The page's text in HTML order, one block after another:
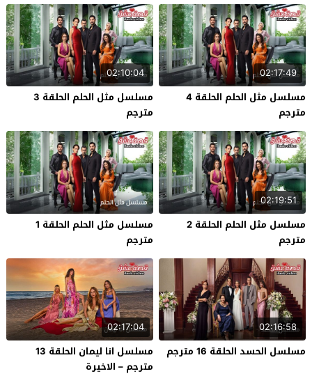
02:17:49
مسلسل مثل الحلم الحلقة 4
مترجم
02:10:04
مسلسل مثل الحلم الحلقة 3
مترجم
02:19:51
مسلسل مثل الحلم الحلقة 2
مترجم
مسلسل مثل الحلم الحلقة 1
مترجم
02:16:58
مسلسل الحسد الحلقة 16 مترجم
02:17:04
مسلسل انا ليمان الحلقة 13
مترجم – الاخيرة